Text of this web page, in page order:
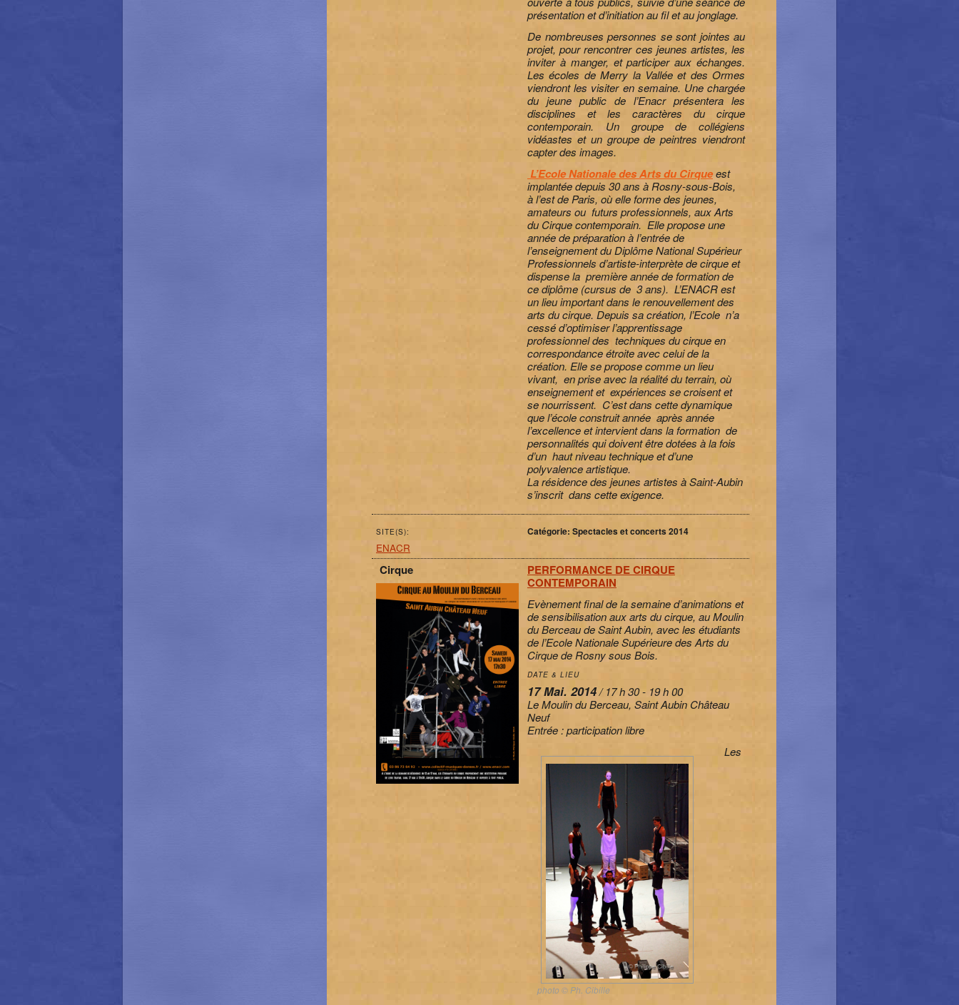
présentation et d’initiation au fil et au jonglage.
De nombreuses personnes se sont jointes au
projet, pour rencontrer ces jeunes artistes, les
inviter à manger, et participer aux échanges.
Les écoles de Merry la Vallée et des Ormes
viendront les visiter en semaine. Une chargée
du jeune public de l’Enacr présentera les
disciplines et les caractères du cirque
contemporain. Un groupe de collégiens
vidéastes et un groupe de peintres viendront
capter des images.
L’Ecole Nationale des Arts du Cirqueest
implantée depuis 30 ans à Rosny-sous-Bois,
à l’est de Paris, où elle forme des jeunes,
amateurs ou futurs professionnels, aux Arts
du Cirque contemporain. Elle propose une
année de préparation à l’entrée de
l’enseignement du Diplôme National Supérieur
Professionnels d’artiste-interprète de cirque et
dispense la première année de formation de
ce diplôme (cursus de 3 ans). L’ENACR est
un lieu important dans le renouvellement des
arts du cirque. Depuis sa création, l’Ecole n’a
cessé d’optimiser l’apprentissage
professionnel des techniques du cirque en
correspondance étroite avec celui de la
création. Elle se propose comme un lieu
vivant, en prise avec la réalité du terrain, où
enseignement et expériences se croisent et
se nourrissent. C’est dans cette dynamique
que l’école construit année après année
l’excellence et intervient dans la formation de
personnalités qui doivent être dotées à la fois
d’un haut niveau technique et d’une
polyvalence artistique.
La résidence des jeunes artistes à Saint-Aubin
s’inscrit dans cette exigence.
SITE(S):
ENACR
Catégorie: Spectacles et concerts 2014
Cirque
PERFORMANCE DE CIRQUE
CONTEMPORAIN
Evènement final de la semaine d’animations et
de sensibilisation aux arts du cirque, au Moulin
du Berceau de Saint Aubin, avec les étudiants
de l’Ecole Nationale Supérieure des Arts du
Cirque de Rosny sous Bois.
DATE & LIEU
17 Mai. 2014/ 17 h 30 - 19 h 00
Le Moulin du Berceau, Saint Aubin Château
Neuf
Entrée : participation libre
photo © Ph. Cibille
Les